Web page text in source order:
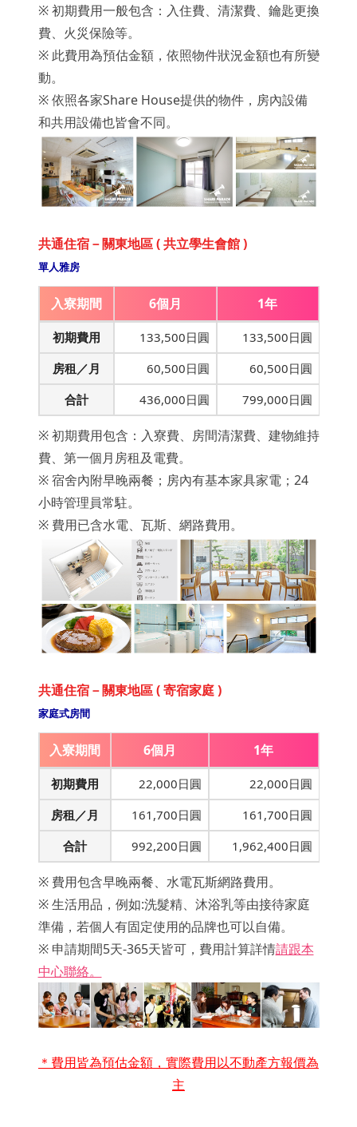
※ 初期費用一般包含：入住費、清潔費、鑰匙更換
費、火災保險等。
※ 此費用為預估金額，依照物件狀況金額也有所變
動。
※ 依照各家Share House提供的物件，房內設備
和共用設備也皆會不同。
共通住宿－關東地區 ( 共立學生會館 )
單人雅房
入寮期間 6個月 1年
初期費用 133,500日圓
133,500日圓
房租／月
60,500日圓
60,500日圓
合計
436,000日圓 799,000日圓
※ 初期費用包含：入寮費、房間清潔費、建物維持
費、第一個月房租及電費。
※ 宿舍內附早晚兩餐；房內有基本家具家電；24
小時管理員常駐。
※ 費用已含水電、瓦斯、網路費用。
共通住宿－關東地區 ( 寄宿家庭 )
家庭式房間
入寮期間 6個月 1年
初期費用 22,000日圓
22,000日圓
房租／月
161,700日圓
161,700日圓
合計
992,200日圓 1,962,400日圓
※ 費用包含早晚兩餐、水電瓦斯網路費用。
※ 生活用品，例如:洗髮精、沐浴乳等由接待家庭
準備，若個人有固定使用的品牌也可以自備。
※ 申請期間5天-365天皆可，費用計算詳情請跟本
中心聯絡。
＊費用皆為預估金額，實際費用以不動產方報價為
主